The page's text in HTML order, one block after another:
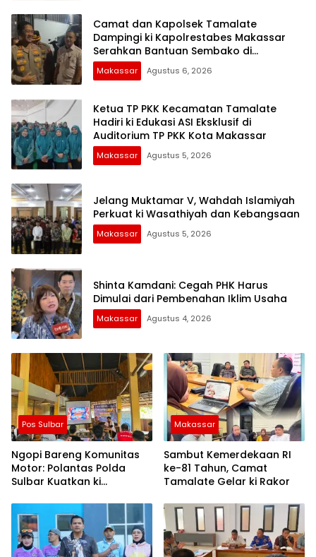
Camat dan Kapolsek Tamalate
Dampingi ki Kapolrestabes Makassar
Serahkan Bantuan Sembako di
Bontoduri
Makassar Agustus 6, 2026
Ketua TP PKK Kecamatan Tamalate
Hadiri ki Edukasi ASI Eksklusif di
Auditorium TP PKK Kota Makassar
Makassar Agustus 5, 2026
Jelang Muktamar V, Wahdah Islamiyah
Perkuat ki Wasathiyah dan Kebangsaan
Makassar Agustus 5, 2026
Shinta Kamdani: Cegah PHK Harus
Dimulai dari Pembenahan Iklim Usaha
Makassar Agustus 4, 2026
Pos Sulbar
Ngopi Bareng Komunitas
Motor: Polantas Polda
Sulbar Kuatkan ki
Keselamatan
Makassar
Sambut Kemerdekaan RI
ke-81 Tahun, Camat
Tamalate Gelar ki Rakor